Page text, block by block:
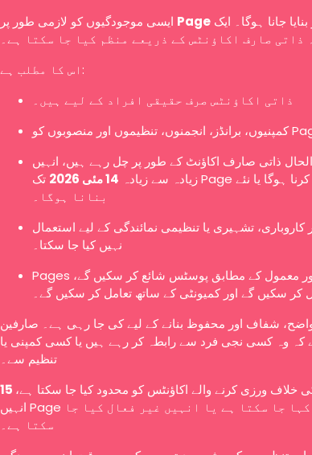
Page
ذاتی صارف اکاؤنٹس کے ذریعے منظم کیا جا سکتا ہے۔
اس کا مطلب ہے:
ذاتی اکاؤنٹس صرف حقیقی افراد کے لیے ہیں۔
ذاتی صارف اکاؤنٹ کے طور پر چل رہے ہیں، انہیں
زیادہ سے زیادہ 14 مئی 2026
تک Page میں تبدیل کرنا ہوگا یا نئے Page کے طور پر
بنانا ہوگا۔
کاروباری، تشہیری یا تنظیمی نمائندگی کے لیے استعمال
نہیں کیا جا سکتا۔
Pages عوامی طور پر نظر آتے رہیں گے اور معمول کے مطابق پوسٹس شائع کر سکیں گے،
کر سکیں گے اور کمیونٹی کے ساتھ تعامل کر سکیں گے۔
واضح، شفاف اور محفوظ بنانے کے لیے کی جا رہی ہے۔ صارفین
کہ وہ کسی نجی فرد سے رابطہ کر رہے ہیں یا کسی کمپنی یا
تنظیم سے۔
خلاف ورزی کرنے والے اکاؤنٹس کو محدود کیا جا سکتا ہے،
انہیں Page میں تبدیل کرنے کے لیے کہا جا سکتا ہے یا انہیں غیر فعال کیا جا
سکتا ہے۔